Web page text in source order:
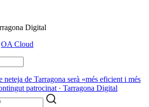
Digital
OA Cloud
neteja de Tarragona serà «més eficient i més
patrocinat · Tarragona Digital